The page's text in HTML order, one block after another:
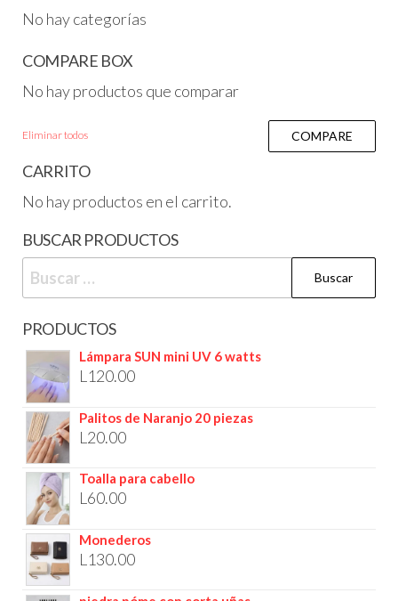
No hay categorías
COMPARE BOX
No hay productos que comparar
Eliminar todos COMPARE
CARRITO
No hay productos en el carrito.
BUSCAR PRODUCTOS
PRODUCTOS
Lámpara SUN mini UV 6 watts
L120.00
Palitos de Naranjo 20 piezas
L 20.00
Toalla para cabello
L60.00
Monederos
L 130.00